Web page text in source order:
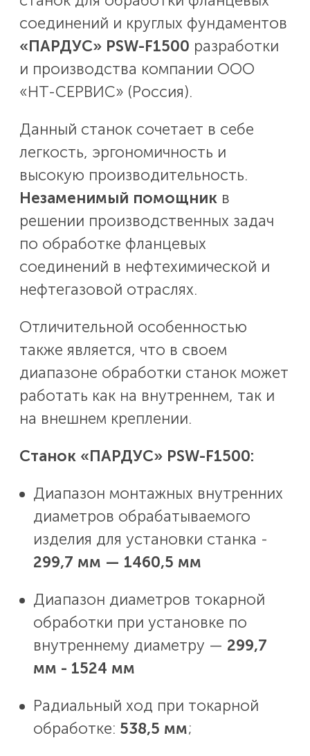
соединений и круглых фундаментов
«ПАРДУС» PSW-F1500 разработки
и производства компании ООО
«НТ-СЕРВИС» (Россия).
Данный станок сочетает в себе
легкость, эргономичность и
высокую производительность.
Незаменимый помощник в
решении производственных задач
по обработке фланцевых
соединений в нефтехимической и
нефтегазовой отраслях.
Отличительной особенностью
также является, что в своем
диапазоне обработки станок может
работать как на внутреннем, так и
на внешнем креплении.
Cтанок «ПАРДУС» PSW-F1500:
Диапазон монтажных внутренних
диаметров обрабатываемого
изделия для установки станка -
299,7 мм — 1460,5 мм
Диапазон диаметров токарной
обработки при установке по
внутреннему диаметру — 299,7
мм - 1524 мм
Радиальный ход при токарной
обработке: 538,5 мм;